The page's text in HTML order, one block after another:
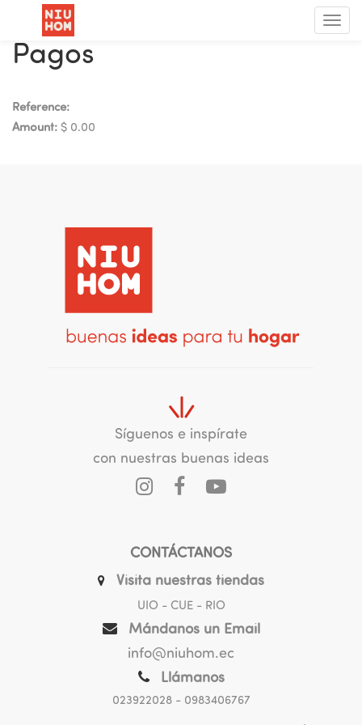
Menú
de
Pagos
Reference:
Amount: $ 0.00
Síguenos e inspírate
con nuestras buenas ideas
CONTÁCTANOS
Visita nuestras tiendas
UIO - CUE - RIO
Mándanos un Email
info@niuhom.ec
Llámanos
023922028- 0983406767